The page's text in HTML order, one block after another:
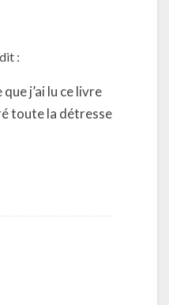
dit :
j’ai lu ce livre
toute la détresse